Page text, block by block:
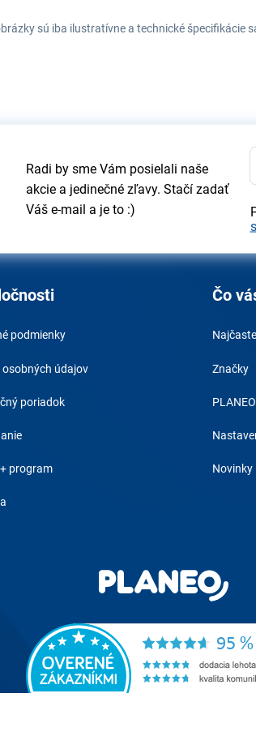
sú iba ilustratívne a technické špecifikácie
Radi by sme Vám posielali naše
akcie a jedinečné zľavy. Stačí zadať
Váš e-mail a je to :)
podmienky
osobných údajov
poriadok
program
Čo
Značky
Novinky